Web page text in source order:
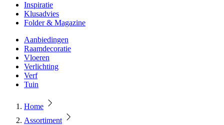
Inspiratie
Klusadvies
Folder & Magazine
Aanbiedingen
Raamdecoratie
Vloeren
Verlichting
Verf
Tuin
Home
Assortiment